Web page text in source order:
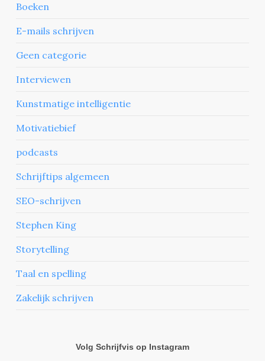
Boeken
E-mails schrijven
Geen categorie
Interviewen
Kunstmatige intelligentie
Motivatiebief
podcasts
Schrijftips algemeen
SEO-schrijven
Stephen King
Storytelling
Taal en spelling
Zakelijk schrijven
Volg Schrijfvis op Instagram